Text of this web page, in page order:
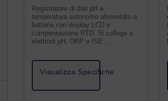
Registratore di dati pH e
temperatura autonomo alimentato a
batteria con display LCD e
compensazione RTD. Si collega a
elettrodi pH, ORP e ISE
Visualizza Specifiche